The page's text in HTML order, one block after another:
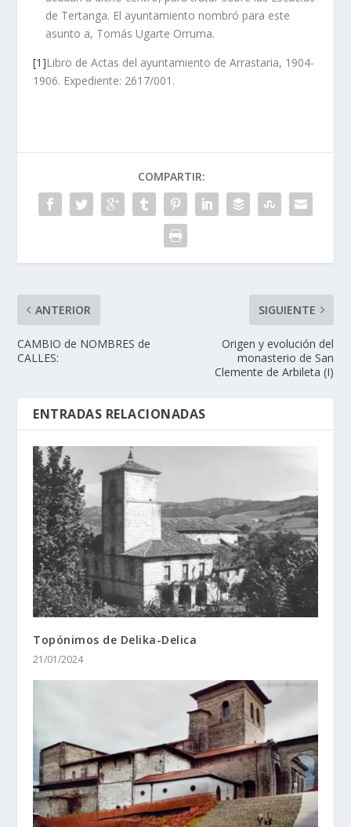
de Tertanga. El ayuntamiento nombró para este
asunto a, Tomás Ugarte Orruma.
[1]Libro de Actas del ayuntamiento de Arrastaria, 1904-
1906. Expediente: 2617/001.
COMPARTIR:
ANTERIOR
CAMBIO de NOMBRES de
CALLES:
SIGUIENTE
Origen y evolución del
monasterio de San
Clemente de Arbileta (I)
ENTRADAS RELACIONADAS
Topónimos de Delika-Delica
21/01/2024